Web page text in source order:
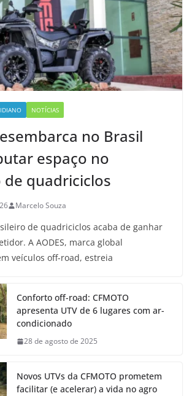
NOTÍCIAS
no Brasil
espaço no
de quadriciclos
Marcelo Souza
de quadriciclos acaba de ganhar
A AODES, marca global
veículos off-road, estreia
Conforto off-road: CFMOTO
apresenta UTV de 6 lugares com ar-
condicionado
28 de agosto de 2025
Novos UTVs da CFMOTO prometem
facilitar (e acelerar) a vida no agro